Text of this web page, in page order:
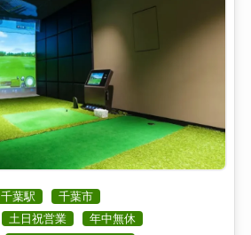
千葉駅
千葉市
土日祝営業
年中無休